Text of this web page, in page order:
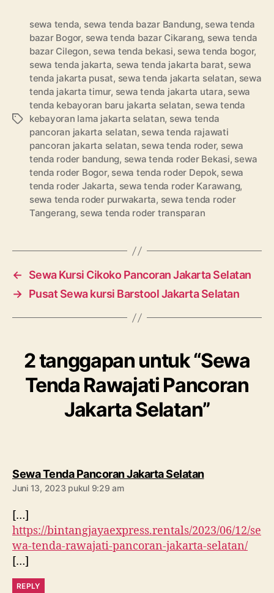
Tag
sewa tenda, sewa tenda bazar Bandung, sewa tenda
bazar Bogor, sewa tenda bazar Cikarang, sewa tenda
bazar Cilegon, sewa tenda bekasi, sewa tenda bogor,
sewa tenda jakarta, sewa tenda jakarta barat, sewa
tenda jakarta pusat, sewa tenda jakarta selatan, sewa
tenda jakarta timur, sewa tenda jakarta utara, sewa
tenda kebayoran baru jakarta selatan, sewa tenda
kebayoran lama jakarta selatan, sewa tenda
pancoran jakarta selatan, sewa tenda rajawati
pancoran jakarta selatan, sewa tenda roder, sewa
tenda roder bandung, sewa tenda roder Bekasi, sewa
tenda roder Bogor, sewa tenda roder Depok, sewa
tenda roder Jakarta, sewa tenda roder Karawang,
sewa tenda roder purwakarta, sewa tenda roder
Tangerang, sewa tenda roder transparan
←
Sewa Kursi Cikoko Pancoran Jakarta Selatan
→ Pusat Sewa kursi Barstool Jakarta Selatan
2 tanggapan untuk “Sewa
Tenda Rawajati Pancoran
Jakarta Selatan”
Sewa Tenda Pancoran Jakarta Selatanberkomentar:
Juni 13, 2023 pukul 9:29 am
[…]
https://bintangjayaexpress.rentals/2023/06/12/se
wa-tenda-rawajati-pancoran-jakarta-selatan/
[…]
REPLY